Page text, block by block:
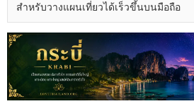
สำหรับวางแผนเที่ยวได้เร็วขึ้นบนมือถือ